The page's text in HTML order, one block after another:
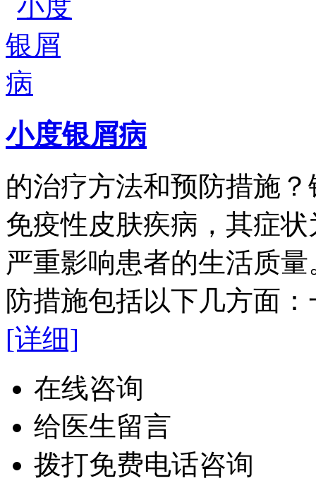
小度银屑病
的治疗方法和预防措施
免疫性皮肤疾病，其症
严重影响患者的生活质
防措施包括以下几方面
[详细]
在线咨询
给医生留言
拨打免费电话咨询